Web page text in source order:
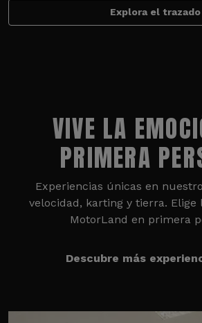
Explora el trazado
VIVE LA
PRIMERA
Experiencias únicas en
velocidad, karting y tierra. Elige
MotorLand en primera
Descubre más